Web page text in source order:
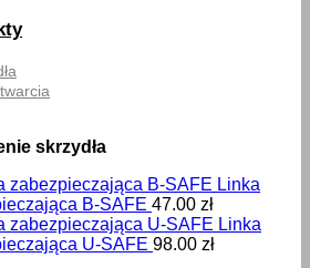
skrzydła
Linka
B-SAFE 47.00 zł
Linka
U-SAFE 98.00 zł